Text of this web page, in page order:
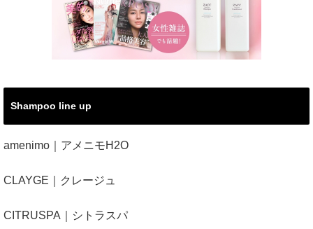
Shampoo line up
amenimo｜アメニモH2O
CLAYGE｜クレージュ
CITRUSPA｜シトラスパ